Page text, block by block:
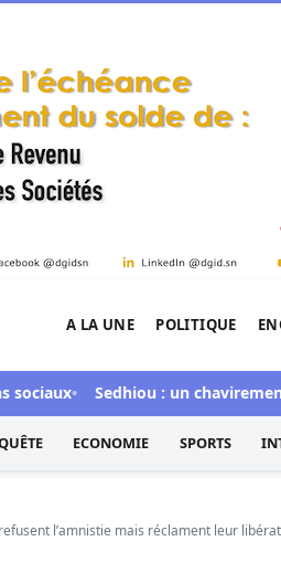
et d'investigation de
A LA UNE POLITIQUE
Sedhiou : un chavirement de
ECONOMIE SPORTS
l’amnistie mais réclament leur